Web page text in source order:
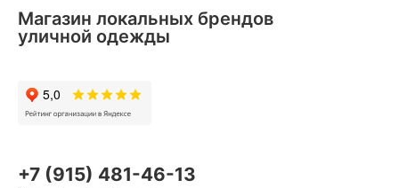
+7 (915) 481-46-13
Магазин локальных брендов
уличной одежды